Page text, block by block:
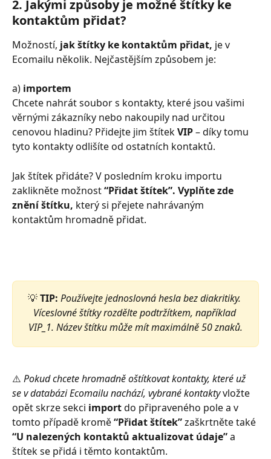
2. Jakými způsoby je možné štítky ke
kontaktům přidat?
Možností, jak štítky ke kontaktům přidat, je v
Ecomailu několik. Nejčastějším způsobem je:
a) importem
Chcete nahrát soubor s kontakty, které jsou vašimi
věrnými zákazníky nebo nakoupily nad určitou
cenovou hladinu? Přidejte jim štítek VIP –⁠⁠⁠⁠⁠⁠ díky tomu
tyto kontakty odlišíte od ostatních kontaktů.
Jak štítek přidáte? V posledním kroku importu
zaklikněte možnost “Přidat štítek”. Vyplňte zde
znění štítku, který si přejete nahrávaným
kontaktům hromadně přidat.
💡 TIP: Používejte jednoslovná hesla bez diakritiky.
Víceslovné štítky rozdělte podtržítkem, například
VIP_1. Název štítku může mít maximálně 50 znaků.
⚠️ Pokud chcete hromadně oštítkovat kontakty, které už
se v databázi Ecomailu nachází, vybrané kontakty vložte
opět skrze sekci import do připraveného pole a v
tomto případě kromě “Přidat štítek” zaškrtněte také
“U nalezených kontaktů aktualizovat údaje” a
štítek se přidá i těmto kontaktům.